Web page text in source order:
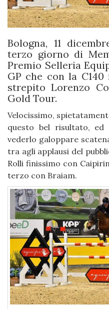
Bologna, 11
terzo giorno di
Premio Selleria
GP che con la
strepito Lorenzo
Gold Tour.
Velocissimo,
questo bel risultato,
vederlo galoppare
tra agli applausi del
Rolli finissimo con
terzo con Braiam.